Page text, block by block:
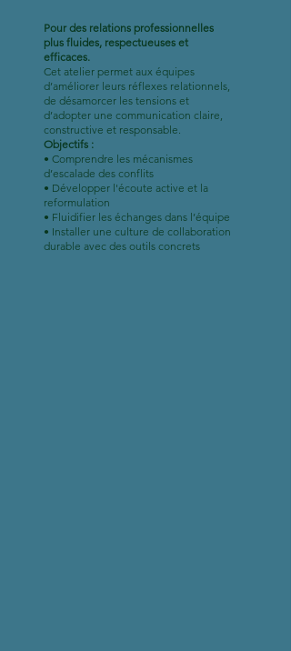
Pour des relations professionnelles
plus fluides, respectueuses et
efficaces.
Cet atelier permet aux équipes
d’améliorer leurs réflexes relationnels,
de désamorcer les tensions et
d’adopter une communication claire,
constructive et responsable.
Objectifs :
• Comprendre les mécanismes
d’escalade des conflits
• Développer l'écoute active et la
reformulation
• Fluidifier les échanges dans l’équipe
• Installer une culture de collaboration
durable avec des outils concrets